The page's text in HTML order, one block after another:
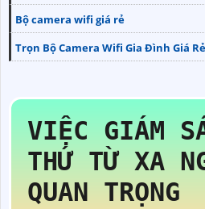
Bộ camera wifi giá rẻ
Trọn Bộ Camera Wifi Gia Đình Giá Rẻ
VIỆC GIÁM
THỨ TỪ XA
QUAN TRỌNG